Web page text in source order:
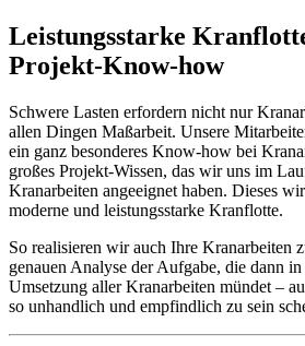
Leistungsstarke
Projekt-Know-how
Schwere Lasten erfordern nicht nur
allen Dingen Maßarbeit. Unsere
ein ganz besonderes Know-how bei
großes Projekt-Wissen, das wir uns im
Kranarbeiten angeeignet haben. Dieses
moderne und leistungsstarke Kranflotte.
So realisieren wir auch Ihre Kranarbeiten
genauen Analyse der Aufgabe, die dann
Umsetzung aller Kranarbeiten mündet –
so unhandlich und empfindlich zu sein